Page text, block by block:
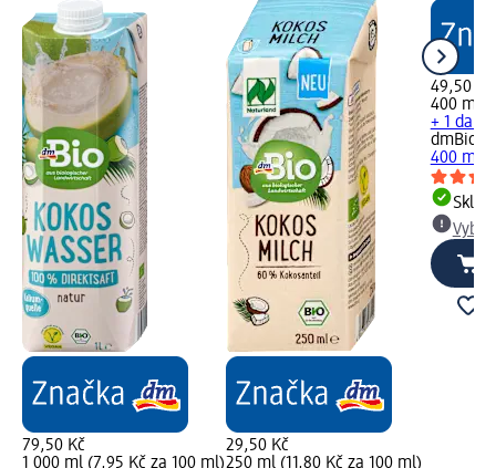
79,50 Kč
1 000 ml (7,95 Kč za 100 ml)
29,50 Kč
250 ml (11,80 Kč za 100 ml)
49,50 Kč
400 ml
+ 1 další
dmBio
400 ml